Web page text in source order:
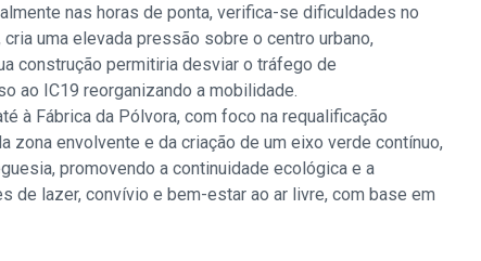
nas horas de ponta, verifica-se dificuldades no
uma elevada pressão sobre o centro urbano,
construção permitiria desviar o tráfego de
ao IC19 reorganizando a mobilidade.
à Fábrica da Pólvora, com foco na requalificação
envolvente e da criação de um eixo verde contínuo,
promovendo a continuidade ecológica e a
de lazer, convívio e bem-estar ao ar livre, com base em